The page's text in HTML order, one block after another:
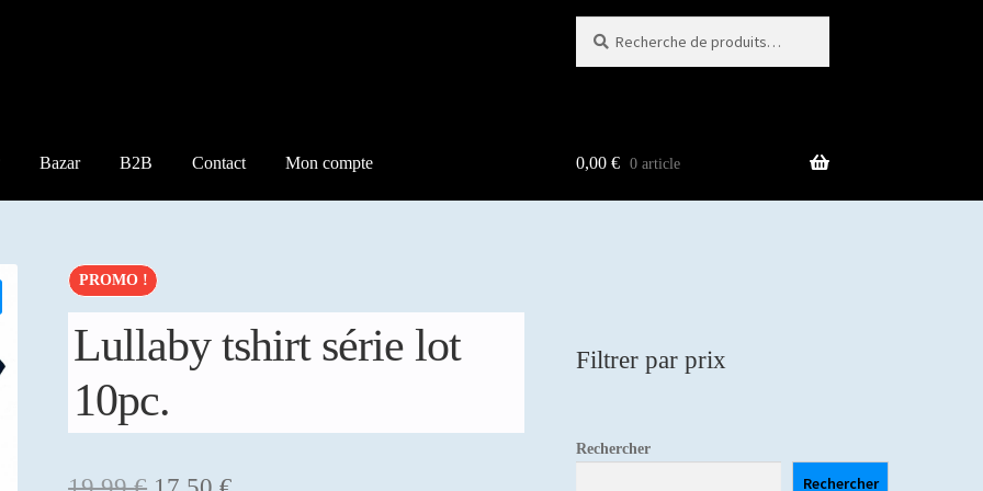
pour :
Bazar B2B Contact Mon compte 0,00 € 0 article
PROMO !
Lullaby tshirt série lot
10pc.
Filtrer par prix
Rechercher
Rechercher